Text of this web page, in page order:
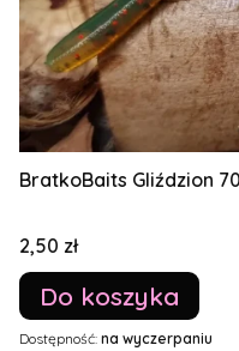
BratkoBaits Gliździon
Cena
2,50 zł
Do koszyka
Dostępność: na wyczerpaniu